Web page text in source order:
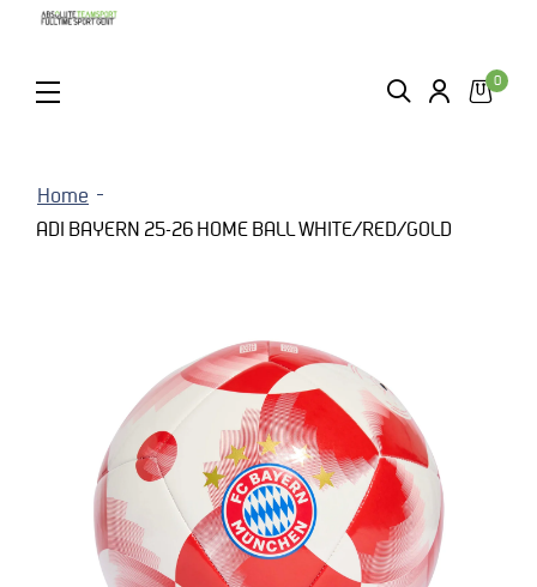
ZOEKEN LOGIN
0
Home
ADI BAYERN 25-26 HOME BALL WHITE/RED/GOLD